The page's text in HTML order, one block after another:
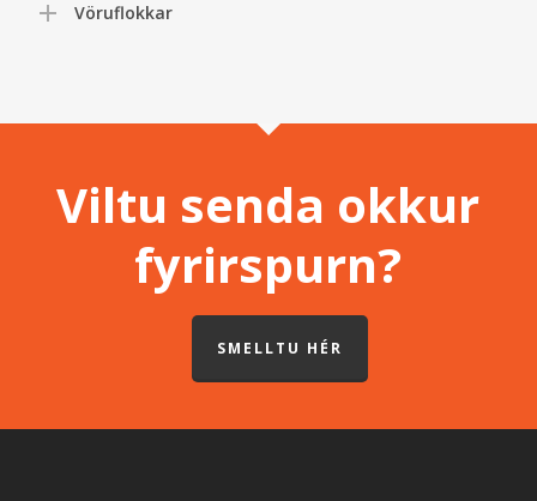
Vöruflokkar
Viltu senda okkur
fyrirspurn?
SMELLTU HÉR